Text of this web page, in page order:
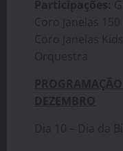
Participações:
Coro Janelas 150
Coro Janelas
Orquestra
DEZEMBRO
Dia 10 – Dia da